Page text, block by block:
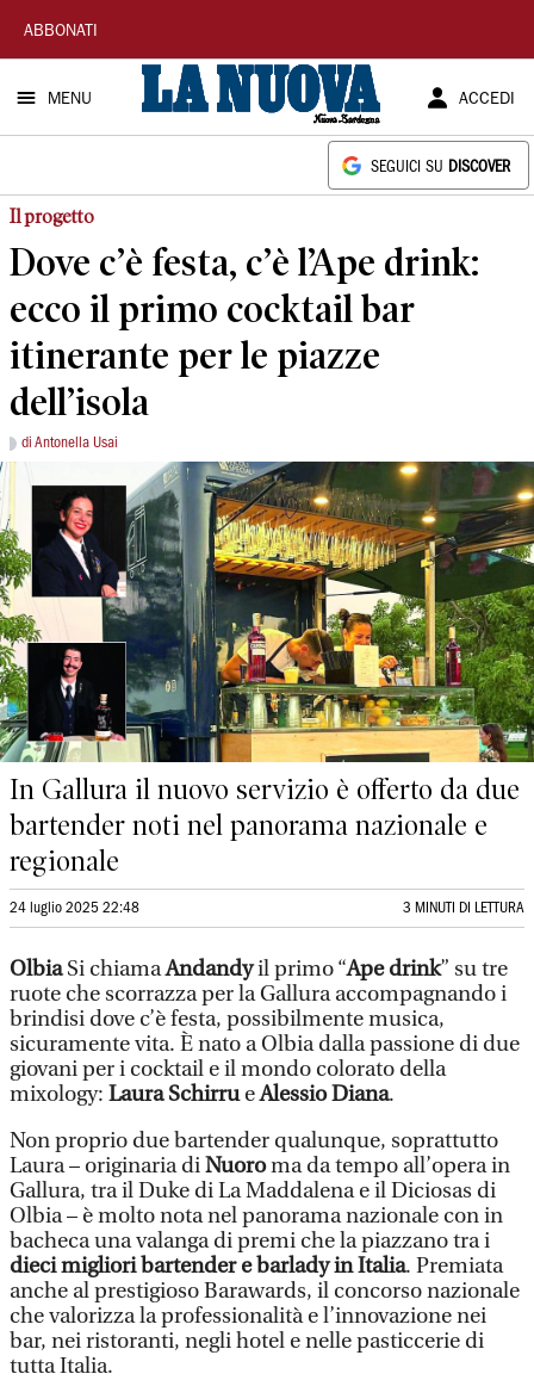
La
Nuova
Sardegna
ABBONATI
MENU ACCEDI
SEGUICI SU DISCOVER
Il progetto
Dove c’è festa, c’è l’Ape drink:
ecco il primo cocktail bar
itinerante per le piazze
dell’isola
di Antonella Usai
In Gallura il nuovo servizio è offerto da due
bartender noti nel panorama nazionale e
regionale
24 luglio 2025 22:48 3 MINUTI DI LETTURA
OlbiaSi chiamaAndandyil primo “Ape drink” su tre
ruote che scorrazza per la Gallura accompagnando i
brindisi dove c’è festa, possibilmente musica,
sicuramente vita. È nato a Olbia dalla passione di due
giovani per i cocktail e il mondo colorato della
mixology: Laura SchirrueAlessio Diana.
Non proprio due bartender qualunque, soprattutto
Laura – originaria diNuoroma da tempo all’opera in
Gallura, tra il Duke di La Maddalena e il Diciosas di
Olbia – è molto nota nel panorama nazionale con in
bacheca una valanga di premi che la piazzano tra i
dieci migliori bartender e barlady in Italia. Premiata
anche al prestigioso Barawards, il concorso nazionale
che valorizza la professionalità e l’innovazione nei
bar, nei ristoranti, negli hotel e nelle pasticcerie di
tutta Italia.